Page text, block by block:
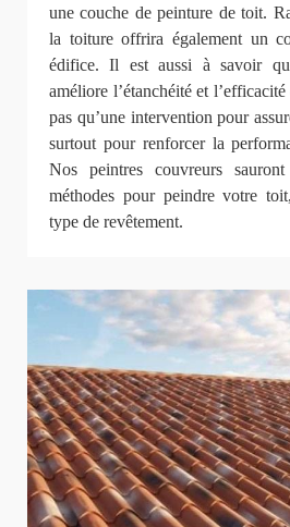
une couche de peinture de toit.
la toiture offrira également un
édifice. Il est aussi à savoir
améliore l’étanchéité et
pas qu’une intervention pour
surtout pour renforcer la
Nos peintres couvreurs
méthodes pour peindre votre
type de revêtement.